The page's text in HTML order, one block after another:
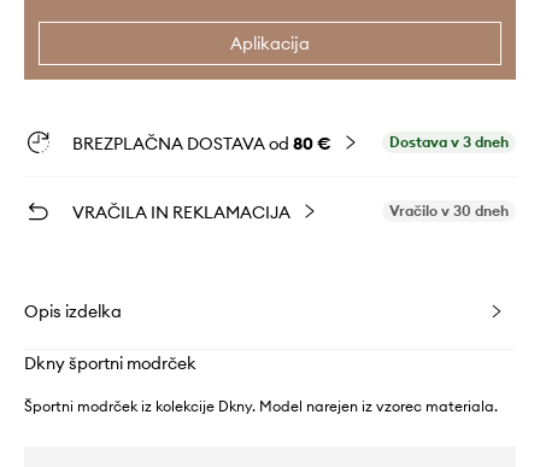
Aplikacija
BREZPLAČNA DOSTAVA od 80 € Dostava v 3 dneh
VRAČILA IN REKLAMACIJA Vračilo v 30 dneh
Opis izdelka
Dkny športni modrček
Športni modrček iz kolekcije Dkny. Model narejen iz vzorec materiala.